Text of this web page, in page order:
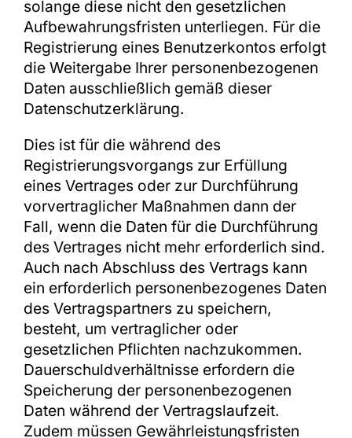
solange diese nicht den gesetzlichen
Aufbewahrungsfristen unterliegen. Für die
Registrierung eines Benutzerkontos erfolgt
die Weitergabe Ihrer personenbezogenen
Daten ausschließlich gemäß dieser
Datenschutzerklärung.
Dies ist für die während des
Registrierungsvorgangs zur Erfüllung
eines Vertrages oder zur Durchführung
vorvertraglicher Maßnahmen dann der
Fall, wenn die Daten für die Durchführung
des Vertrages nicht mehr erforderlich sind.
Auch nach Abschluss des Vertrags kann
ein erforderlich personenbezogenes Daten
des Vertragspartners zu speichern,
besteht, um vertraglicher oder
gesetzlichen Pflichten nachzukommen.
Dauerschuldverhältnisse erfordern die
Speicherung der personenbezogenen
Daten während der Vertragslaufzeit.
Zudem müssen Gewährleistungsfristen